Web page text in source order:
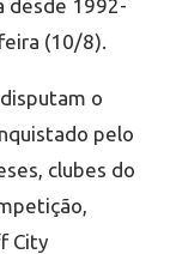
desde 1992-
(10/8).
o
pelo
clubes do
City